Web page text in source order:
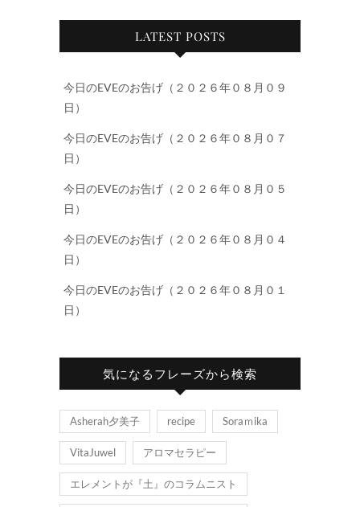
LATEST POSTS
今日のEVEのお告げ（２０２６年０８月０９
日）
今日のEVEのお告げ（２０２６年０８月０７
日）
今日のEVEのお告げ（２０２６年０８月０５
日）
今日のEVEのお告げ（２０２６年０８月０４
日）
今日のEVEのお告げ（２０２６年０８月０１
日）
気になるフレーズから検索
Asherah夕美子 recipe Soraｍika
VitaJuwel アロマセラピー
エレメントが『土』のコラムニスト